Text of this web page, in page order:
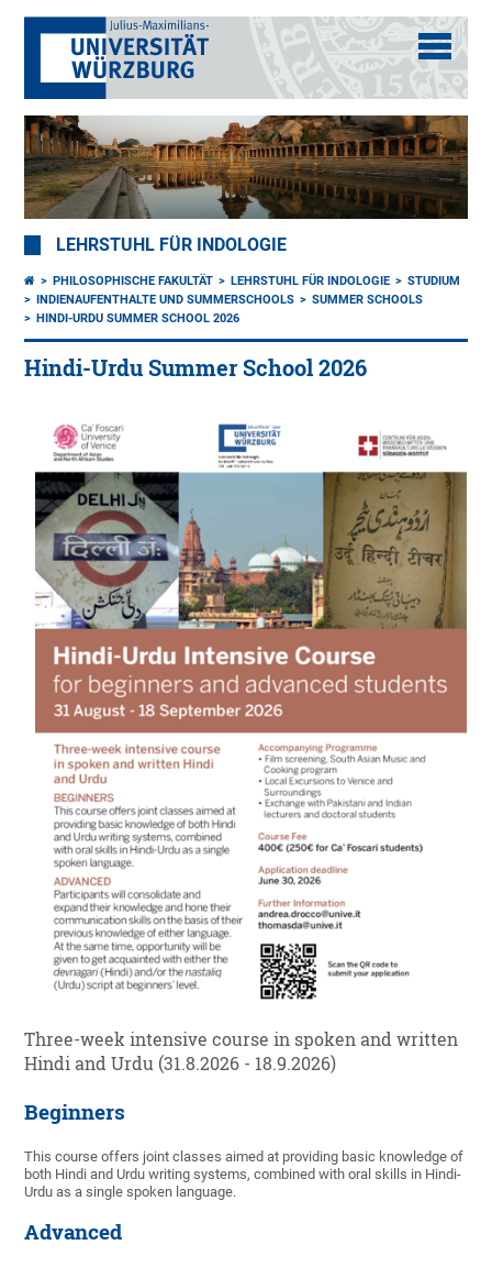
LEHRSTUHL FÜR INDOLOGIE
PHILOSOPHISCHE FAKULTÄT LEHRSTUHL FÜR INDOLOGIE
STUDIUM
INDIENAUFENTHALTE UND SUMMERSCHOOLS
SUMMER SCHOOLS
HINDI-URDU SUMMER SCHOOL 2026
Hindi-Urdu Summer School 2026
Three-week intensive course in spoken and written
Hindi and Urdu (31.8.2026 - 18.9.2026)
Beginners
This course offers joint classes aimed at providing basic knowledge of
both Hindi and Urdu writing systems, combined with oral skills in Hindi-
Urdu as a single spoken language.
Advanced